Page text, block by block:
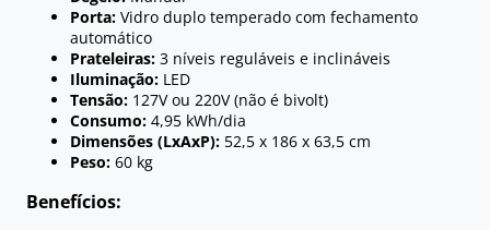
Porta: Vidro duplo temperado com fechamento
automático
Prateleiras: 3 níveis reguláveis e inclináveis
Iluminação: LED
Tensão: 127V ou 220V (não é bivolt)
Consumo: 4,95 kWh/dia
Dimensões (LxAxP): 52,5 x 186 x 63,5 cm
Peso: 60 kg
Benefícios: